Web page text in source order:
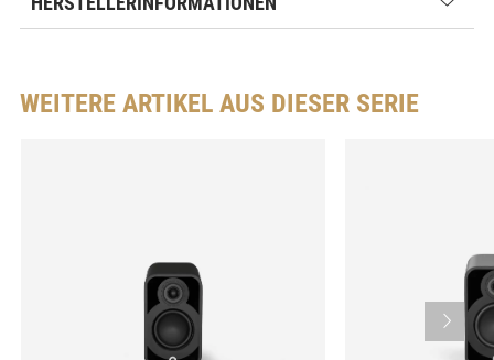
WEITERE ARTIKEL AUS DIESER SERIE